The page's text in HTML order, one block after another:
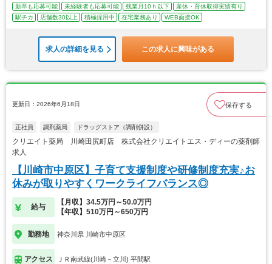
新卒も応募可能 未経験者も応募可能 残業月10ｈ以下
産休・育休取得実績有り
駅チカ
店舗数30以上 積極採用中 在宅業務あり WEB面接OK
求人の詳細を見る この求人に興味がある
更新日：2026年6月18日 保存する
正社員 調剤薬局 ドラッグストア（調剤併設）
クリエイト薬局 川崎田尻町店 株式会社クリエイトエス・ディーの薬剤師
求人
【川崎市中原区】子育て支援制度や研修制度充実♪お
休みが取りやすくワークライフバランス◎
給与
【月収】34.5万円～50.0万円
【年収】510万円～650万円
勤務地 神奈川県 川崎市中原区
アクセス ＪＲ南武線(川崎－立川) 平間駅